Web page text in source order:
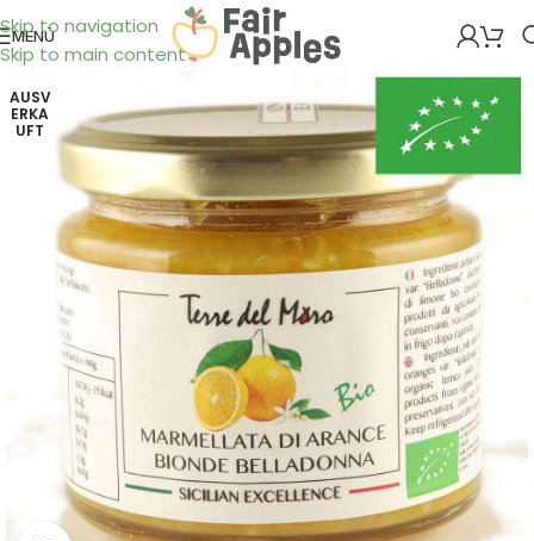
Skip to navigation
Skip to main content
MENÜ
AUSV
ERKA
UFT